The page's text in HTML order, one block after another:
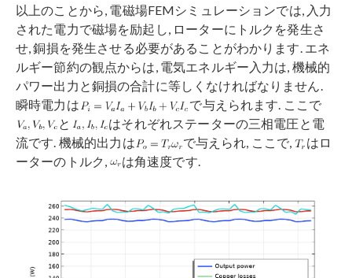
以上のことから, 電磁場FEMシミュレーションでは, 入力
された電力で磁場を励起し, ローターにトルクを発生さ
せ, 銅損を発生させる必要があることがわかります. エネ
ルギー節約の観点からは, 電気エネルギー入力は, 機械的
パワー出力と銅損の合計に等しくなければなりません.
瞬時電力は
で与えられます. ここで
と
はそれぞれステーターの三相電圧と電
流です. 機械的出力は
で与えられ, ここで,
はロ
ーターのトルク,
は角速度です.